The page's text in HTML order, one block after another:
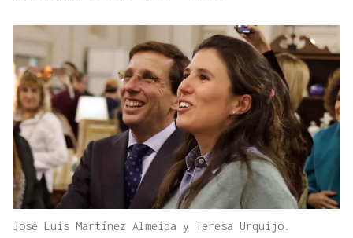
José Luis Martínez Almeida y Teresa Urquijo.